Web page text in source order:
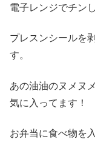
電子レンジでチン
プレスンシールを
す。
あの油油のヌメヌ
気に入ってます！
お弁当に食べ物を